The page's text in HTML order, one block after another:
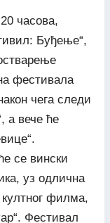
часова,
Буђење“,
фестивала
чега следи
а вече ће
се вински
уз одлична
култног филма,
Фестивал